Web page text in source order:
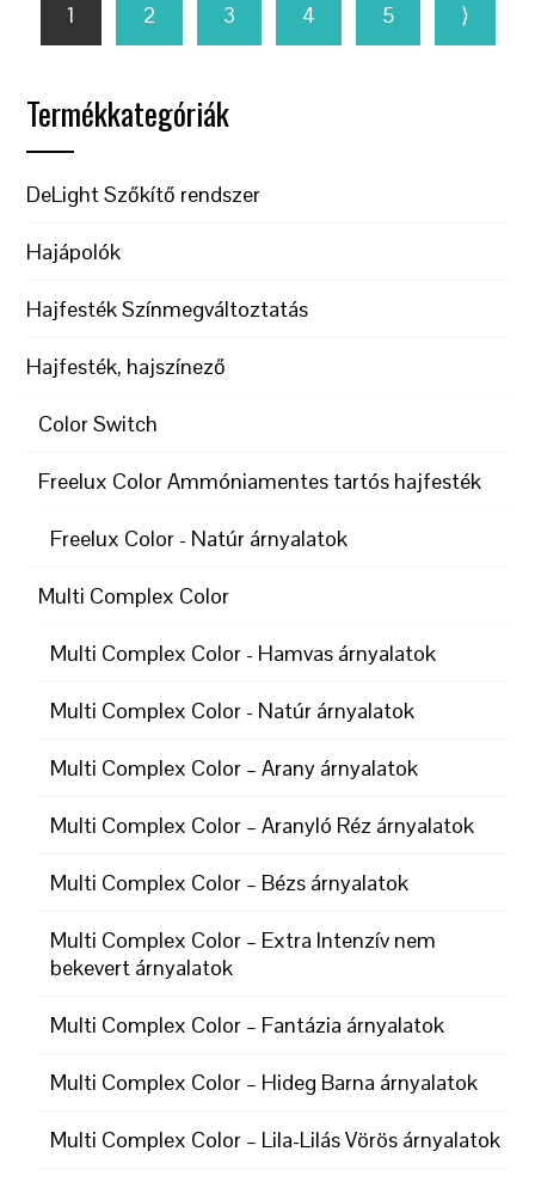
1 2 3 4 5 ⟩
Termékkategóriák
DeLight Szőkítő rendszer
Hajápolók
Hajfesték Színmegváltoztatás
Hajfesték, hajszínező
Color Switch
Freelux Color Ammóniamentes tartós hajfesték
Freelux Color - Natúr árnyalatok
Multi Complex Color
Multi Complex Color - Hamvas árnyalatok
Multi Complex Color - Natúr árnyalatok
Multi Complex Color – Arany árnyalatok
Multi Complex Color – Aranyló Réz árnyalatok
Multi Complex Color – Bézs árnyalatok
Multi Complex Color – Extra Intenzív nem
bekevert árnyalatok
Multi Complex Color – Fantázia árnyalatok
Multi Complex Color – Hideg Barna árnyalatok
Multi Complex Color – Lila-Lilás Vörös árnyalatok